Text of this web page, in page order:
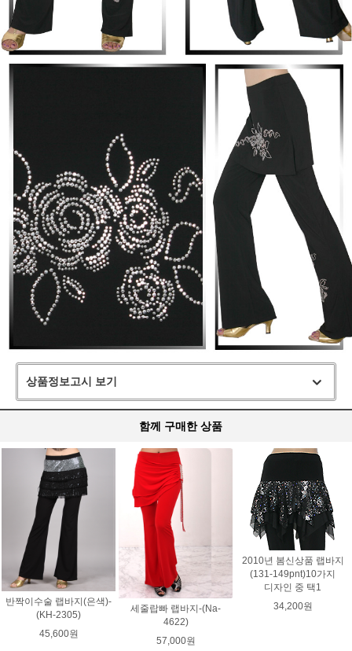
상품정보고시 보기
함께 구매한 상품
반짝이수술 랩바지(은색)-
(KH-2305)
45,600원
세줄랍빠 랩바지-(Na-
4622)
57,000원
2010년 봄신상품 랩바지
(131-149pnt)10가지
디자인 중 택1
34,200원